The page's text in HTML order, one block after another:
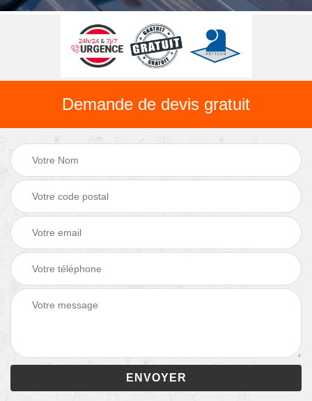
Demande de devis gratuit